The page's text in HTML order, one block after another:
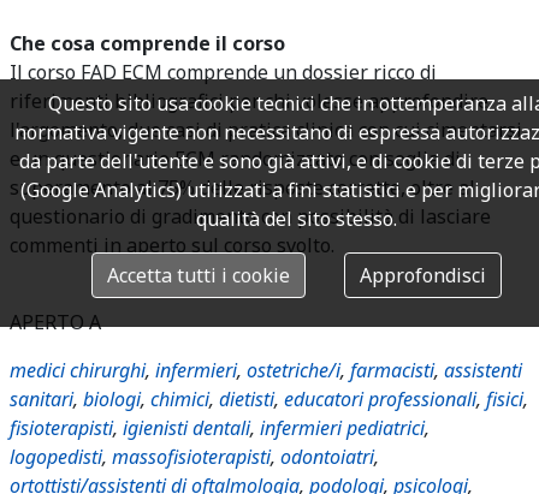
Che cosa comprende il corso
Il corso FAD ECM comprende un dossier ricco di
riferimenti bibliografici per chi volesse approfondire
l'argomento, due casi di pratica clinica con cui cimentarsi
e un questionario ECM randomizzato con soglia di
superamento al 75% delle risposte corrette, oltre al
questionario di gradimento con possibilità di lasciare
commenti in aperto sul corso svolto.
APERTO A
medici chirurghi, infermieri, ostetriche/i, farmacisti, assistenti
sanitari, biologi, chimici, dietisti, educatori professionali, fisici,
fisioterapisti, igienisti dentali, infermieri pediatrici,
logopedisti, massofisioterapisti, odontoiatri,
ortottisti/assistenti di oftalmologia, podologi, psicologi,
Questo sito usa cookie tecnici che in ottemperanza
normativa vigente non necessitano di espressa
da parte dell'utente e sono già attivi, e di cookie di terze
(Google Analytics) utilizzati a fini statistici e per
qualità del sito stesso.
Accetta tutti i cookie Approfondisci